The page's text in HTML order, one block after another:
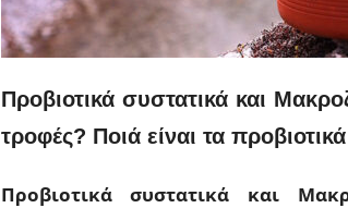
Προβιοτικά συστατικά και
τροφές? Ποιά είναι τα
Προβιοτικά συστατικά και